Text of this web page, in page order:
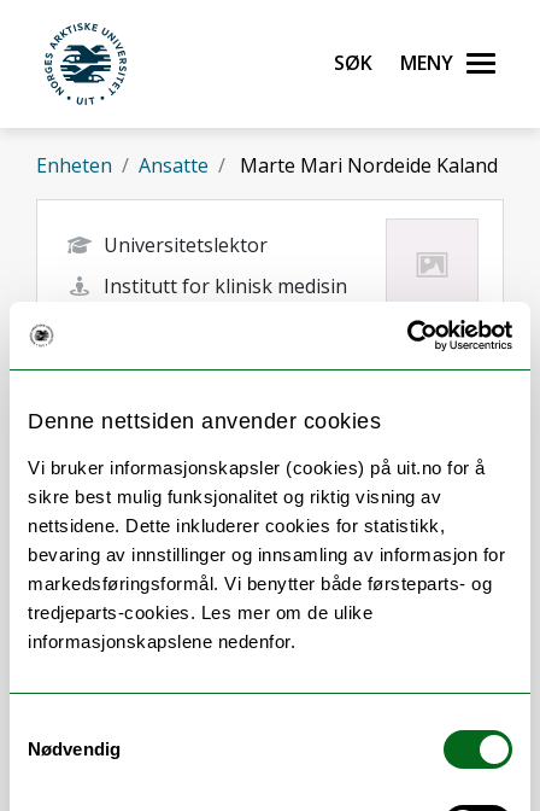
Denne nettsiden anvender cookies
Vi bruker informasjonskapsler (cookies) på uit.no for å
sikre best mulig funksjonalitet og riktig visning av
nettsidene. Dette inkluderer cookies for statistikk,
bevaring av innstillinger og innsamling av informasjon for
markedsføringsformål. Vi benytter både førsteparts- og
tredjeparts-cookies. Les mer om de ulike
informasjonskapslene nedenfor.
Nødvendig
Gå til hovedinnhold
UiT Norges arktiske universitet
Søk Meny
Enheten Ansatte Marte Mari Nordeide Kaland
Universitetslektor
Institutt for klinisk medisin
Tromsø
Om
Forskning og undervisning
Publikasjoner